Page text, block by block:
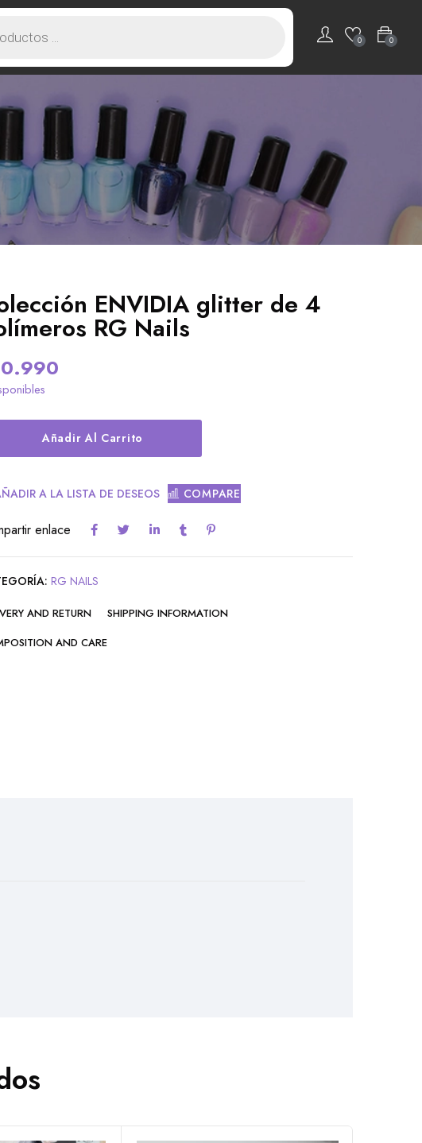
0
0
ENVIDIA glitter de 4
RG Nails
Añadir Al Carrito
A LA LISTA DE DESEOS COMPARE
enlace
RG NAILS
AND RETURN
SHIPPING INFORMATION
AND CARE